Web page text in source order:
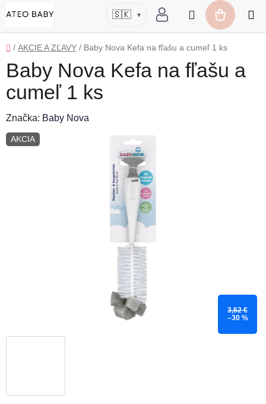
na
obsah
🇸🇰 ▾
Hľadať
KOŠÍK
Domov
/ AKCIE A ZĽAVY / Baby Nova Kefa na fľašu a cumeľ 1 ks
Baby Nova Kefa na fľašu a
cumeľ 1 ks
Značka: Baby Nova
AKCIA
3,62 €
–30 %